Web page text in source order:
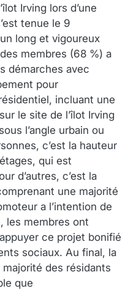
Irving lors d’une
tenue le 9
long et vigoureux
membres (68 %) a
démarches avec
pour
incluant une
le site de l’îlot Irving
l’angle urbain ou
c’est la hauteur
qui est
d’autres, c’est la
une majorité
a l’intention de
les membres ont
ce projet bonifié
sociaux. Au final, la
des résidants
que